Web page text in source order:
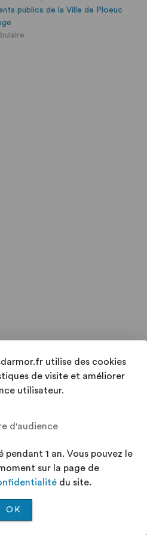
publics de la Ville de Ploeuc
utilise des cookies
de visite et améliorer
utilisateur.
d'audience
1 an. Vous pouvez le
sur la page de
du site.
OK